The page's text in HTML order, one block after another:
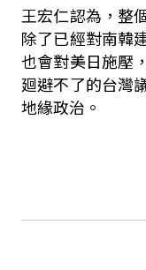
王宏仁認為，整
除了已經對南韓
也會對美日施壓
廻避不了的台灣
地緣政治。